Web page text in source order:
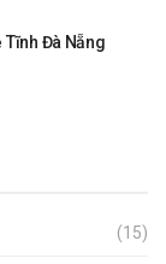
Tĩnh Đà Nẵng
(15)